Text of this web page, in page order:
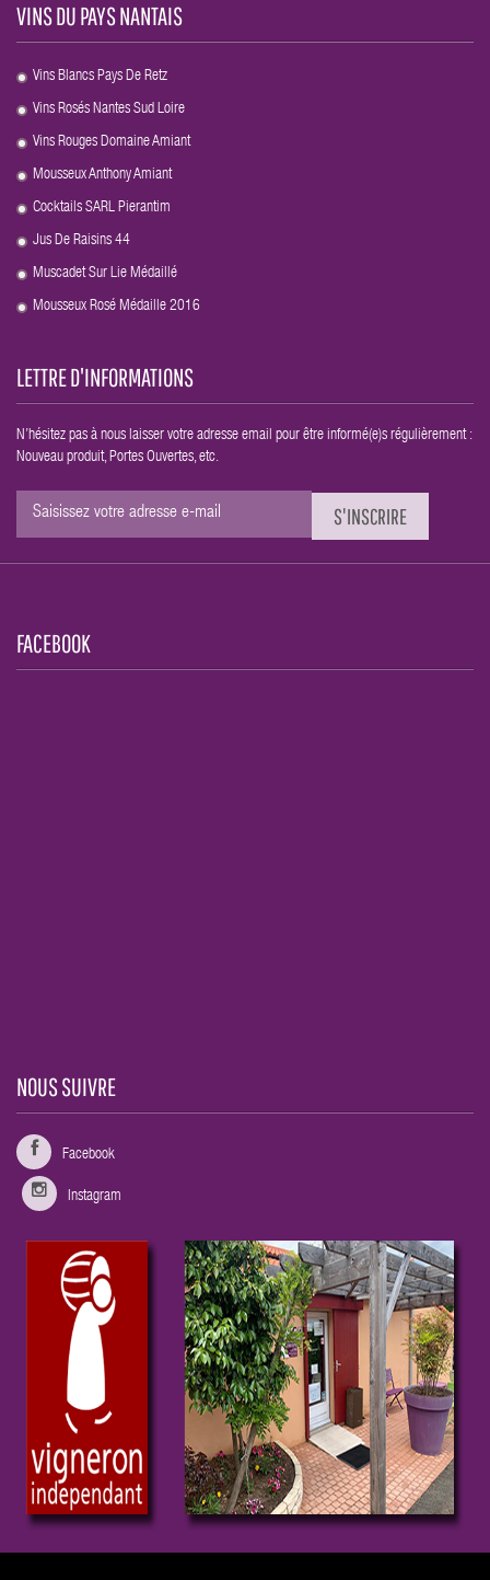
VINS DU PAYS NANTAIS
. Vins Blancs Pays De Retz
. Vins Rosés Nantes Sud Loire
. Vins Rouges Domaine Amiant
. Mousseux Anthony Amiant
. Cocktails SARL Pierantim
. Jus De Raisins 44
. Muscadet Sur Lie Médaillé
. Mousseux Rosé Médaille 2016
LETTRE D'INFORMATIONS
N’hésitez pas à nous laisser votre adresse email pour être informé(e)s régulièrement :
Nouveau produit, Portes Ouvertes, etc.
S'INSCRIRE
FACEBOOK
NOUS SUIVRE
Facebook
Instagram